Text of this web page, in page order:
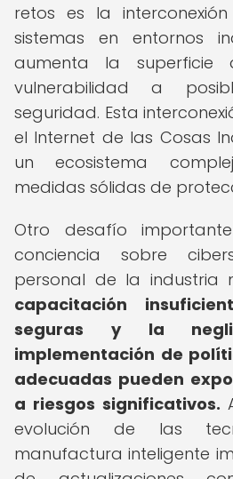
retos es la
sistemas en entornos
aumenta la
vulnerabilidad a
seguridad. Esta
el Internet de las Cosas
un ecosistema
medidas sólidas de
Otro desafío
conciencia sobre
personal de la industria
capacitación
seguras y la
implementación de
adecuadas pueden
a riesgos significativos.
evolución de las
manufactura inteligente